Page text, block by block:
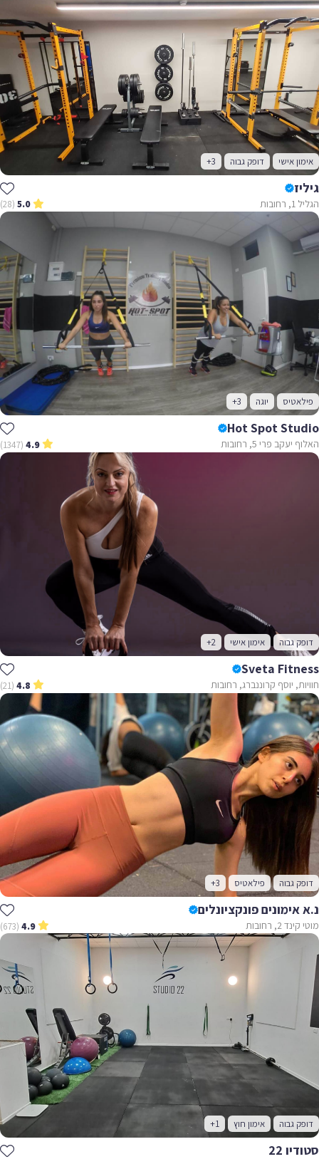
אימון אישי דופק גבוה +3
גיליז
הגליל 1, רחובות 5.0
(28)
פילאטיס יוגה +3
Hot Spot Studio
האלוף יעקב פרי 5, רחובות 4.9
(1347)
דופק גבוה אימון אישי +2
Sveta Fitness
חוויות, יוסף קרוננברג, רחובות 4.8
(21)
דופק גבוה פילאטיס +3
נ.א אימונים פונקציונלים
מוטי קינד 2, רחובות 4.9
(673)
דופק גבוה אימון חוץ +1
סטודיו 22